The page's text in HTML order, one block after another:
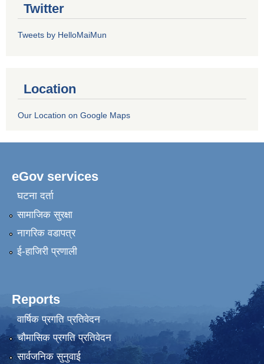
Twitter
Tweets by HelloMaiMun
Location
Our Location on Google Maps
eGov services
घटना दर्ता
सामाजिक सुरक्षा
नागरिक वडापत्र
ई-हाजिरी प्रणाली
Reports
वार्षिक प्रगति प्रतिवेदन
चौमासिक प्रगति प्रतिवेदन
सार्वजनिक सुनुवाई